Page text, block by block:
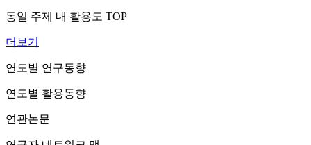
동일 주제 내 활용도 TOP
더보기
연도별 연구동향
연도별 활용동향
연관논문